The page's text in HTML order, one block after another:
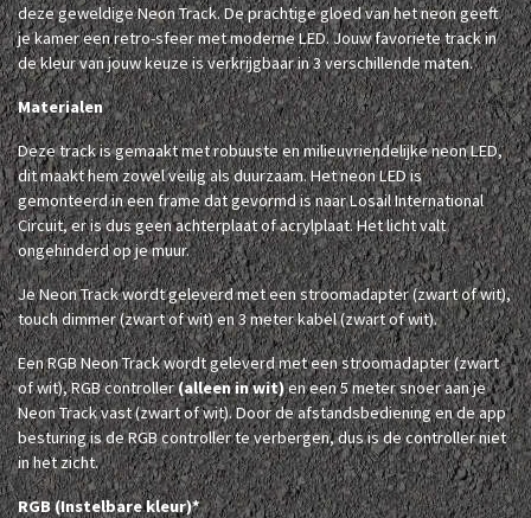
deze geweldige Neon Track. De prachtige gloed van het neon geeft
je kamer een retro-sfeer met moderne LED. Jouw favoriete track in
de kleur van jouw keuze is verkrijgbaar in 3 verschillende maten.
Materialen
Deze track is gemaakt met robuuste en milieuvriendelijke neon LED,
dit maakt hem zowel veilig als duurzaam. Het neon LED is
gemonteerd in een frame dat gevormd is naar Losail International
Circuit, er is dus geen achterplaat of acrylplaat. Het licht valt
ongehinderd op je muur.
Je Neon Track wordt geleverd met een stroomadapter (zwart of wit),
touch dimmer (zwart of wit) en 3 meter kabel (zwart of wit).
Een RGB Neon Track wordt geleverd met een stroomadapter (zwart
of wit), RGB controller(alleen in wit)en een 5 meter snoer aan je
Neon Track vast (zwart of wit). Door de afstandsbediening en de app
besturing is de RGB controller te verbergen, dus is de controller niet
in het zicht.
RGB (Instelbare kleur)*